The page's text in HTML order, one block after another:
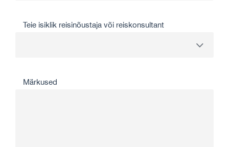
Teie isiklik reisinõustaja või reiskonsultant
Märkused